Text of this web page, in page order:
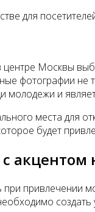
для
Москвы
фотографии
молодежи и
места для
будет
с
привлечении